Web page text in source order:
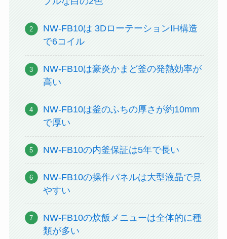
NW-FB10は 3DローテーションIH構造
で6コイル
NW-FB10は豪炎かまど釜の発熱効率が
高い
NW-FB10は釜のふちの厚さが約10mm
で厚い
NW-FB10の内釜保証は5年で長い
NW-FB10の操作パネルは大型液晶で見
やすい
NW-FB10の炊飯メニューは全体的に種
類が多い